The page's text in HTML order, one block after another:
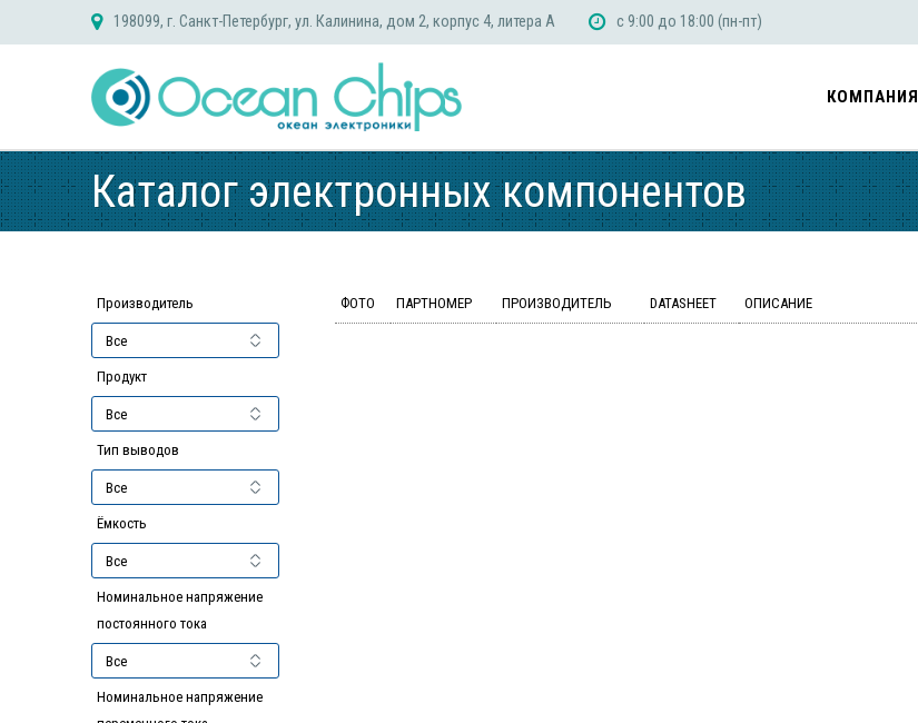
198099, г. Санкт-Петербург, ул. Калинина, дом 2, корпус 4, литера А с 9:00 до 18:00 (пн-пт)
КОМПАНИЯ
Каталог электронных компонентов
Производитель
Продукт
Тип выводов
Ёмкость
Номинальное напряжение
постоянного тока
Номинальное напряжение
ФОТО ПАРТНОМЕР ПРОИЗВОДИТЕЛЬ DATASHEET ОПИСАНИЕ